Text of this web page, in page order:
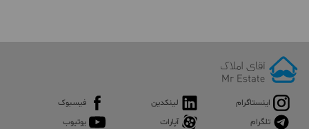
اینستاگرام لینکدین
فیسبوک
تلگرام
آپارات یوتیوب